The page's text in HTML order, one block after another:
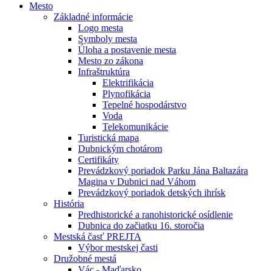
Mesto
Základné informácie
Logo mesta
Symboly mesta
Úloha a postavenie mesta
Mesto zo zákona
Infraštruktúra
Elektrifikácia
Plynofikácia
Tepelné hospodárstvo
Voda
Telekomunikácie
Turistická mapa
Dubnickým chotárom
Certifikáty
Prevádzkový poriadok Parku Jána Baltazára
Magina v Dubnici nad Váhom
Prevádzkový poriadok detských ihrísk
História
Predhistorické a ranohistorické osídlenie
Dubnica do začiatku 16. storočia
Mestská časť PREJTA
Výbor mestskej časti
Družobné mestá